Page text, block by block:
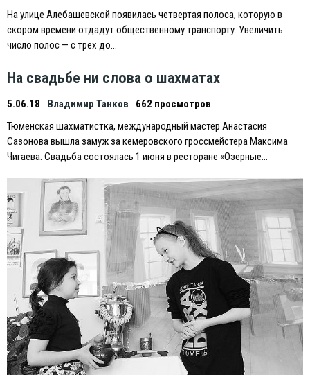
На улице Алебашевской появилась четвертая полоса, которую в
скором времени отдадут общественному транспорту. Увеличить
число полос — с трех до…
На свадьбе ни слова о шахматах
5.06.18 Владимир Танков
662 просмотров
Тюменская шахматистка, международный мастер Анастасия
Сазонова вышла замуж за кемеровского гроссмейстера Максима
Чигаева. Свадьба состоялась 1 июня в ресторане «Озерные…